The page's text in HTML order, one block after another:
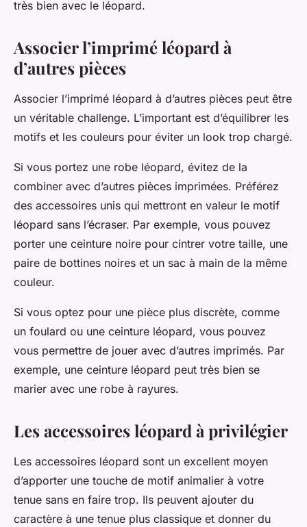
très bien avec le léopard.
Associer l’imprimé léopard à
d’autres pièces
Associer l’imprimé léopard à d’autres pièces peut être
un véritable challenge. L’important est d’équilibrer les
motifs et les couleurs pour éviter un look trop chargé.
Si vous portez une robe léopard, évitez de la
combiner avec d’autres pièces imprimées. Préférez
des accessoires unis qui mettront en valeur le motif
léopard sans l’écraser. Par exemple, vous pouvez
porter une ceinture noire pour cintrer votre taille, une
paire de bottines noires et un sac à main de la même
couleur.
Si vous optez pour une pièce plus discrète, comme
un foulard ou une ceinture léopard, vous pouvez
vous permettre de jouer avec d’autres imprimés. Par
exemple, une ceinture léopard peut très bien se
marier avec une robe à rayures.
Les accessoires léopard à privilégier
Les accessoires léopard sont un excellent moyen
d’apporter une touche de motif animalier à votre
tenue sans en faire trop. Ils peuvent ajouter du
caractère à une tenue plus classique et donner du